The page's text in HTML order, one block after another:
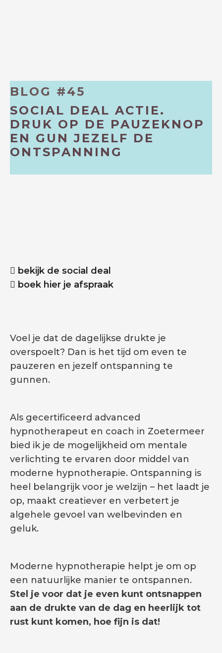
BLOG #45
SOCIAL DEAL ACTIE.
DRUK OP DE PAUZEKNOP
EN GUN JEZELF DE
ONTSPANNING
bekijk de social deal
boek hier je afspraak
Voel je dat de dagelijkse drukte je
overspoelt? Dan is het tijd om even te
pauzeren en jezelf ontspanning te
gunnen.
Als gecertificeerd advanced
hypnotherapeut en coach in Zoetermeer
bied ik je de mogelijkheid om mentale
verlichting te ervaren door middel van
moderne hypnotherapie. Ontspanning is
heel belangrijk voor je welzijn – het laadt je
op, maakt creatiever en verbetert je
algehele gevoel van welbevinden en
geluk.
Moderne hypnotherapie helpt je om op
een natuurlijke manier te ontspannen.
Stel je voor dat je even kunt ontsnappen
aan de drukte van de dag en heerlijk tot
rust kunt komen, hoe fijn is dat!